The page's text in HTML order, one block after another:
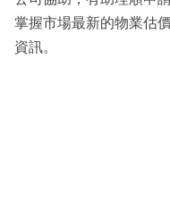
掌握市場最新的物業估
資訊。